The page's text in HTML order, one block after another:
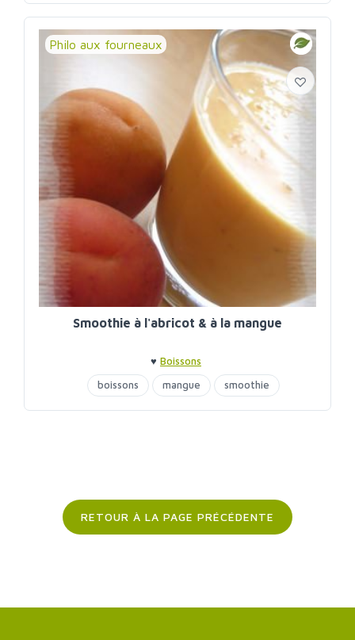
Philo aux fourneaux
Smoothie à l'abricot & à la mangue
♥ Boissons
boissons
mangue smoothie
RETOUR À LA PAGE PRÉCÉDENTE